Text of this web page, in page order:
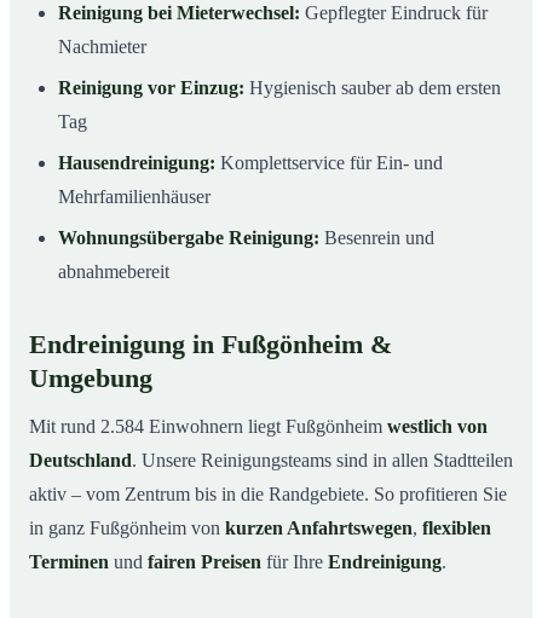
Reinigung bei Mieterwechsel: Gepflegter Eindruck für
Nachmieter
Reinigung vor Einzug: Hygienisch sauber ab dem ersten
Tag
Hausendreinigung: Komplettservice für Ein- und
Mehrfamilienhäuser
Wohnungsübergabe Reinigung: Besenrein und
abnahmebereit
Endreinigung in Fußgönheim &
Umgebung
Mit rund 2.584 Einwohnern liegt Fußgönheim westlich von
Deutschland. Unsere Reinigungsteams sind in allen Stadtteilen
aktiv – vom Zentrum bis in die Randgebiete. So profitieren Sie
in ganz Fußgönheim von kurzen Anfahrtswegen, flexiblen
Terminen und fairen Preisen für Ihre Endreinigung.